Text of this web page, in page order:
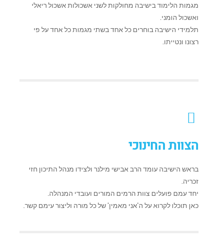
מגמות הלימוד בישיבה מחולקות לשני אשכולות אשכול ריאלי
ואשכול הומני.
תלמידי הישיבה בוחרים כל אחד בשתי מגמות כל אחד על פי
רצונו ונטייתו.
הצוות החינוכי
בראש הישיבה עומד הרב אבישי מילנר ולצידו מנהל התיכון חזי
זכריה.
יחד עמם פועלים צוות הרמים המורים ועובדי המנהלה.
כאן תוכלו לקרוא על ה'אני מאמין' של כל מורה וליצור עימם קשר.